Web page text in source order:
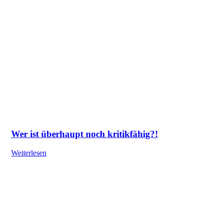
Wer ist überhaupt noch kritikfähig?!
Weiterlesen